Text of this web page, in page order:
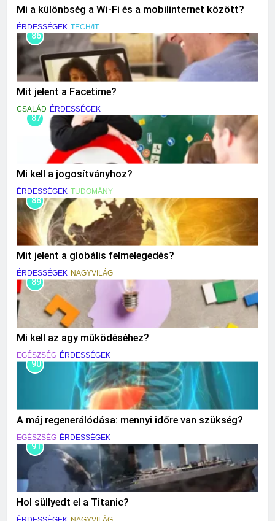
Mi a különbség a Wi-Fi és a mobilinternet között?
ÉRDESSÉGEK TECH/IT
86
Mit jelent a Facetime?
CSALÁD ÉRDESSÉGEK
87
Mi kell a jogosítványhoz?
ÉRDESSÉGEK TUDOMÁNY
88
Mit jelent a globális felmelegedés?
ÉRDESSÉGEK NAGYVILÁG
89
Mi kell az agy működéséhez?
EGÉSZSÉG ÉRDESSÉGEK
90
A máj regenerálódása: mennyi időre van szükség?
EGÉSZSÉG ÉRDESSÉGEK
91
Hol süllyedt el a Titanic?